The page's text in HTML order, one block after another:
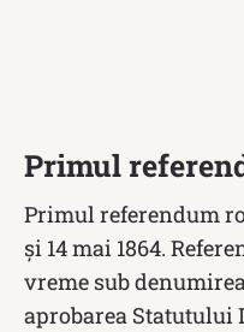
Primul
Primul referendum
și 14 mai 1864.
vreme sub
aprobarea Statutului